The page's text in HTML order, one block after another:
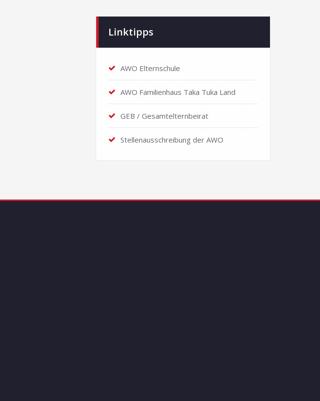
Linktipps
AWO Elternschule
AWO Familienhaus Taka Tuka Land
GEB / Gesamtelternbeirat
Stellenausschreibung der AWO